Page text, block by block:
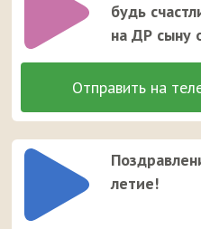
будь
на ДР сыну
летие!